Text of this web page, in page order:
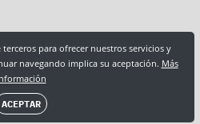
para ofrecer nuestros servicios y
navegando implica su aceptación. Más
ACEPTAR
privacidad Política de cookies